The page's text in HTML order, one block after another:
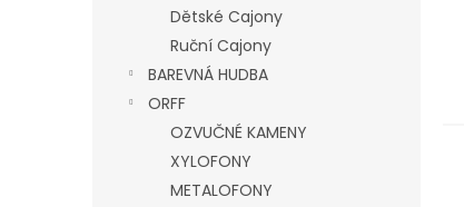
Dětské Cajony
Ruční Cajony
BAREVNÁ HUDBA
ORFF
OZVUČNÉ KAMENY
XYLOFONY
METALOFONY